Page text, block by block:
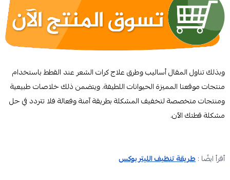
وبذلك تناول المقال أساليب وطرق علاج كرات الشعر عند القطط باستخدام
منتجات موقعنا المميزة الحيوانات اللطيفة. ويتضمن ذلك خلاصات طبيعية
ومنتجات متخصصة لتخفيف المشكلة بطريقة آمنة وفعالة فلا تتردد في حل
مشكلة قطتك الآن.
أقرأ ايضًا :طريقة تنظيف الليتر بوكس